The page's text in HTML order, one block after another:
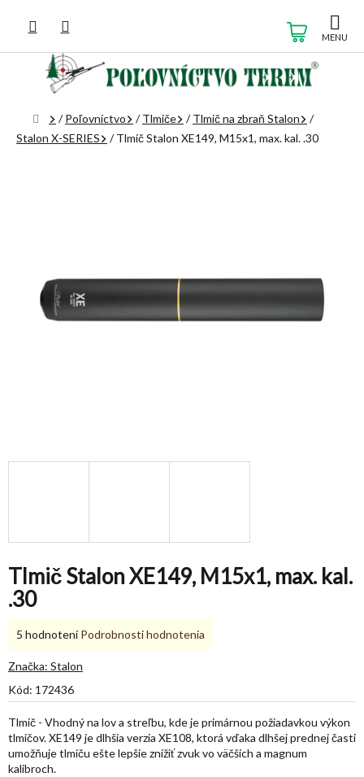
obsah
KOŠÍK
Domov
/ Poľovníctvo / Tlmiče / Tlmič na zbraň Stalon
/
Stalon X-SERIES
/ Tlmič Stalon XE149, M15x1, max. kal. .30
Tlmič Stalon XE149, M15x1, max. kal.
.30
Kód: 172436
Tlmič - Vhodný na lov a streľbu, kde je primárnou požiadavkou výkon
tlmičov. XE149 je dlhšia verzia XE108, ktorá vďaka dlhšej prednej časti
umožňuje tlmiču ešte lepšie znížiť zvuk vo väčších a magnum
kalibroch.
Priemerné
produktu
5,0
5
hviezdičiek.
5 hodnotení Podrobnosti hodnotenia
Značka: Stalon